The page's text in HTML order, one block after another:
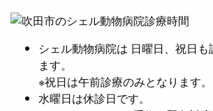
シェル動物病院は 日曜日、祝日も
ます。
※祝日は午前診療のみとなります。
水曜日は休診日です。